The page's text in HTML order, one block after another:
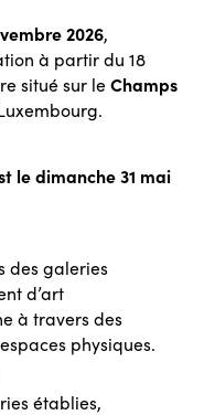
2026,
à partir du 18
situé sur leChamps
le dimanche 31 mai
des galeries
d’art
à travers des
physiques.
établies,